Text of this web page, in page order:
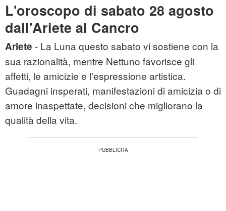
L'oroscopo di sabato 28 agosto
dall'Ariete al Cancro
Ariete - La Luna questo sabato vi sostiene con la
sua razionalità, mentre Nettuno favorisce gli
affetti, le amicizie e l’espressione artistica.
Guadagni insperati, manifestazioni di amicizia o di
amore inaspettate, decisioni che migliorano la
qualità della vita.